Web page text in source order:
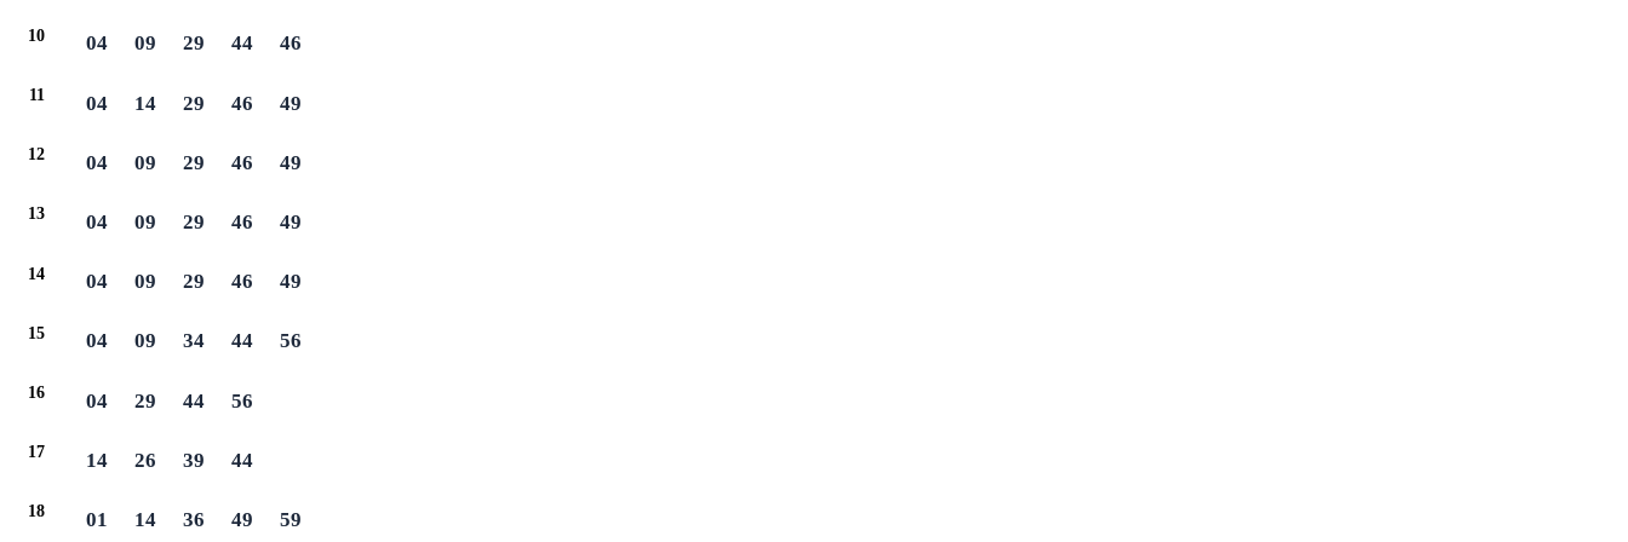
10 04 09 29 44 46
11 04 14 29 46 49
12 04 09 29 46 49
13 04 09 29 46 49
14 04 09 29 46 49
15 04 09 34 44 56
16 04 29 44 56
17 14 26 39 44
18 01 14 36 49 59